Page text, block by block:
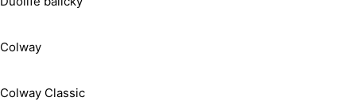
Colway
Colway Classic